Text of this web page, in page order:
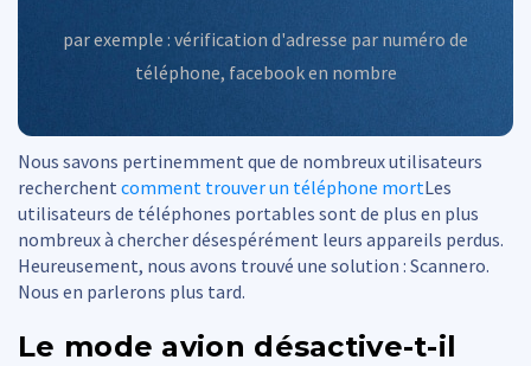
par exemple : vérification d'adresse par numéro de
téléphone, facebook en nombre
Nous savons pertinemment que de nombreux utilisateurs
recherchent comment trouver un téléphone mortLes
utilisateurs de téléphones portables sont de plus en plus
nombreux à chercher désespérément leurs appareils perdus.
Heureusement, nous avons trouvé une solution : Scannero.
Nous en parlerons plus tard.
Le mode avion désactive-t-il